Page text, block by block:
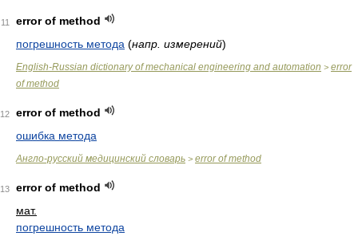
11
error of method
погрешность метода (напр. измерений)
English-Russian dictionary of mechanical engineering and automation > error
of method
12
error of method
ошибка метода
Англо-русский медицинский словарь > error of method
13
error of method
мат.
погрешность метода